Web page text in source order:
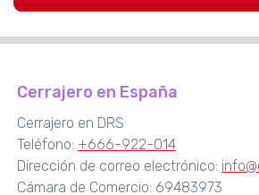
Cerrajero en España
Cerrajero en DRS
Teléfono: +666-922-014
Dirección de correo electrónico:
Cámara de Comercio: 69483973